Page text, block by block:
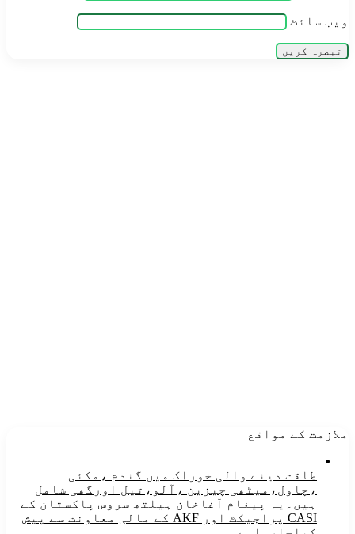
ویب‌ سائٹ
ملازمت کے مواقع
طاقت دینے والی خوراک میں گندم ،مکئی
،چاول،میٹھی چیزین ،آلو،تیل اورگھی شامل
ہیں۔یہ پیغام آغاخان ہیلتھ سروس پاکستان کے
CASI پراجیکٹ اور AKF کے مالی معاونت سے پیش